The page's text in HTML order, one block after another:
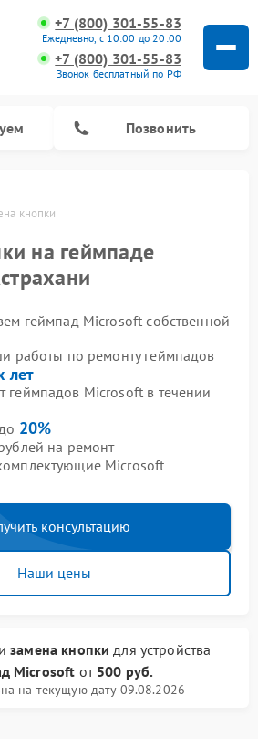
+7 (800) 301-55-83
Ежедневно, с 10:00 до 20:00
+7 (800) 301-55-83
Звонок бесплатный по РФ
Позвонить
кнопки
на геймпаде
геймпад Microsoft собственной
работы по ремонту геймпадов
лет
геймпадов Microsoft в течении
20%
на ремонт
Microsoft
консультацию
Наши цены
замена кнопки для устройства
Microsoft от 500 руб.
на текущую дату 09.08.2026